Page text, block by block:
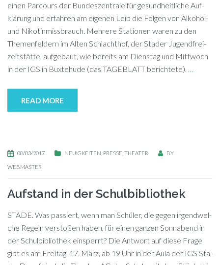
ei­nen Par­cours der Bun­des­zen­tra­le für ge­sund­heit­li­che Auf­
klä­rung und er­fah­ren am ei­ge­nen Leib die Fol­gen von Al­ko­hol-
und Nikotinmissbrauch. Meh­re­re Sta­tio­nen wa­ren zu den
The­men­fel­dern im Al­ten Schlacht­hof, der Stader Ju­gend­frei­
zeit­stät­te, auf­ge­baut, wie be­reits am Diens­tag und Mitt­woch
in der IGS in Bux­te­hu­de (das TAGEBLATT be­rich­te­te). …
READ MORE
08/03/2017 NEUIGKEITEN PRESSE THEATER BY
WEBMASTER
Aufstand in der Schulbibliothek
STADE. Was pas­siert, wenn man Schü­ler, die ge­gen ir­gend­wel­
che Re­geln ver­sto­ßen ha­ben, für ei­nen gan­zen Sonn­abend in
der Schul­bi­blio­thek ein­sperrt? Die Ant­wort auf die­se Fra­ge
gibt es am Frei­tag, 17. März, ab 19 Uhr in der Aula der IGS Sta­